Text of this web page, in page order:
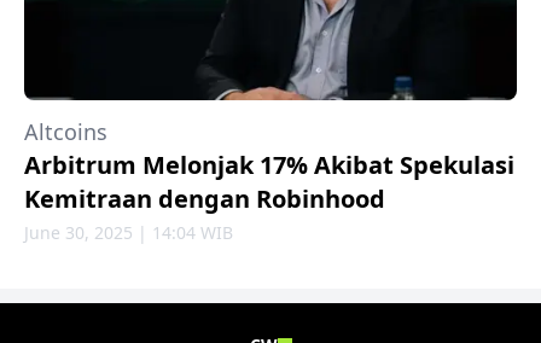
Altcoins
Arbitrum Melonjak 17% Akibat Spekulasi
Kemitraan dengan Robinhood
June 30, 2025 | 14:04 WIB